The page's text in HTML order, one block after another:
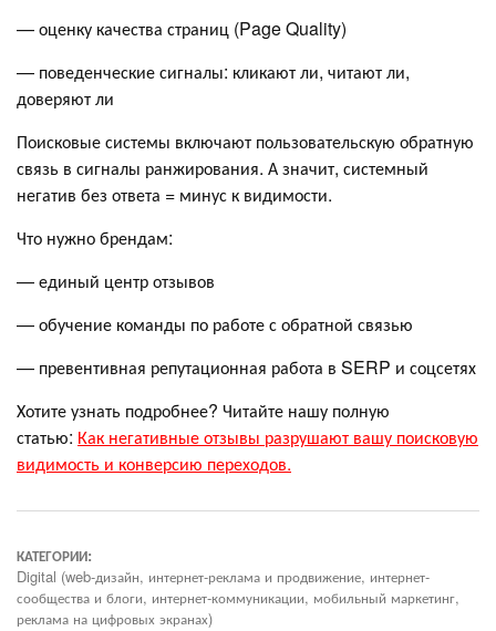
— оценку качества страниц (Page Quality)
— поведенческие сигналы: кликают ли, читают ли,
доверяют ли
Поисковые системы включают пользовательскую обратную
связь в сигналы ранжирования. А значит, системный
негатив без ответа = минус к видимости.
Что нужно брендам:
— единый центр отзывов
— обучение команды по работе с обратной связью
— превентивная репутационная работа в SERP и соцсетях
Хотите узнать подробнее? Читайте нашу полную
статью: Как негативные отзывы разрушают вашу поисковую
видимость и конверсию переходов.
КАТЕГОРИИ:
Digital (web-дизайн, интернет-реклама и продвижение, интернет-
сообщества и блоги, интернет-коммуникации, мобильный маркетинг,
реклама на цифровых экранах)